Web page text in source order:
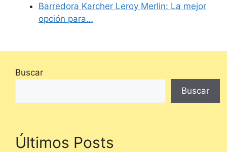
Barredora Karcher Leroy Merlin: La mejor
opción para…
Buscar
Buscar
Últimos Posts